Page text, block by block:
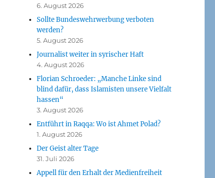
6. August 2026
Sollte Bundeswehrwerbung verboten
werden?
5. August 2026
Journalist weiter in syrischer Haft
4. August 2026
Florian Schroeder: „Manche Linke sind
blind dafür, dass Islamisten unsere Vielfalt
hassen“
3. August 2026
Entführt in Raqqa: Wo ist Ahmet Polad?
1. August 2026
Der Geist alter Tage
31. Juli 2026
Appell für den Erhalt der Medienfreiheit